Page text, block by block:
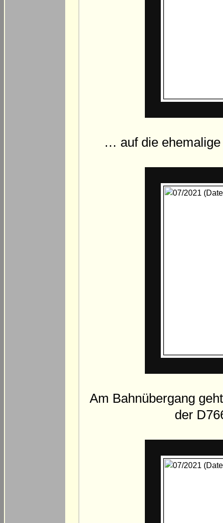
… auf die ehemalige
Am Bahnübergang
der